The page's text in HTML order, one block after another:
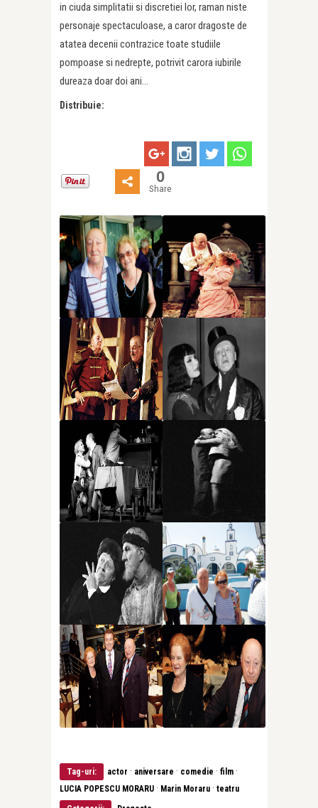
in ciuda simplitatii si discretiei lor, raman niste
personaje spectaculoase, a caror dragoste de
atatea decenii contrazice toate studiile
pompoase si nedrepte, potrivit carora iubirile
dureaza doar doi ani…
Distribuie:
0
Share
Tag-uri: actor · aniversare · comedie · film ·
LUCIA POPESCU MORARU · Marin Moraru · teatru